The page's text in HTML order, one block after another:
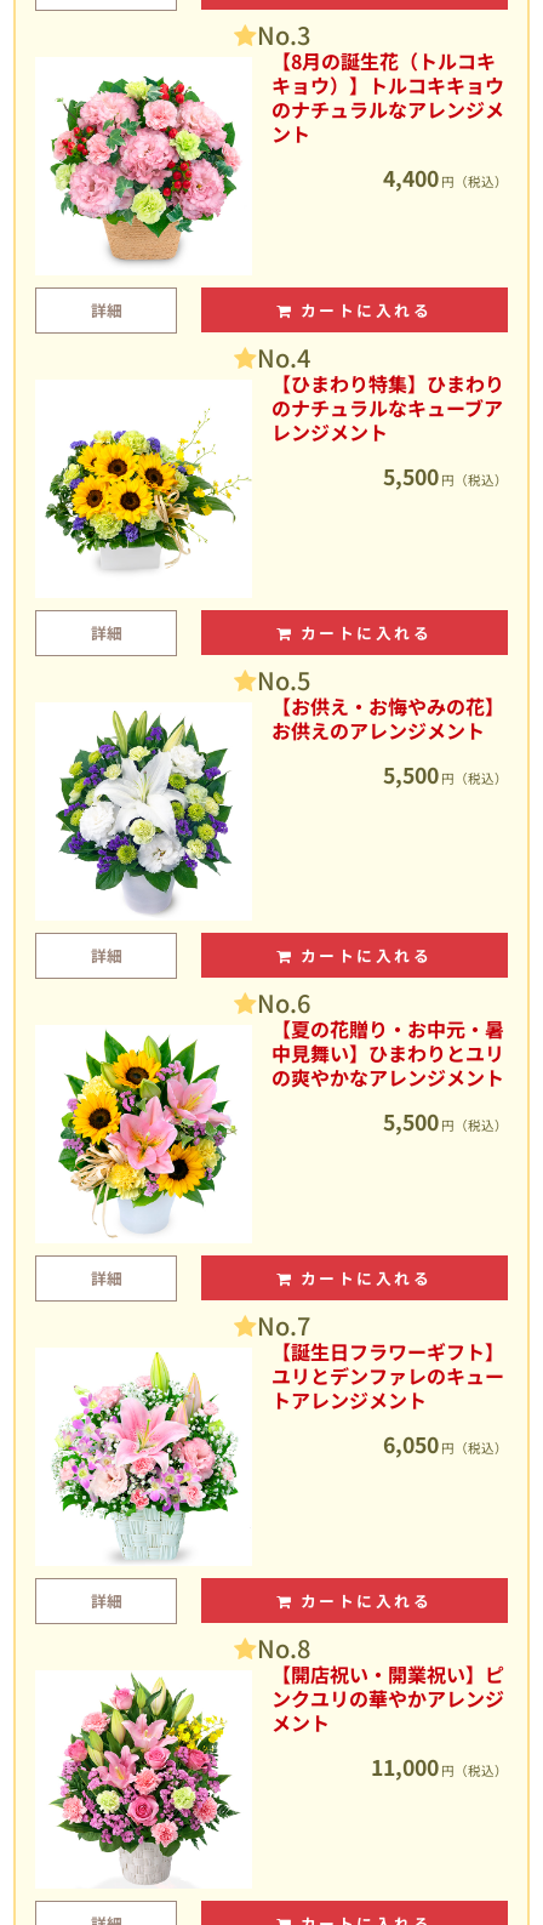
No.3
【8月の誕生花（トルコキ
キョウ）】トルコキキョウ
のナチュラルなアレンジメ
ント
4,400 円（税込）
詳細 カートに入れる
No.4
【ひまわり特集】ひまわり
のナチュラルなキューブア
レンジメント
5,500 円（税込）
詳細 カートに入れる
No.5
【お供え・お悔やみの花】
お供えのアレンジメント
5,500 円（税込）
詳細 カートに入れる
No.6
【夏の花贈り・お中元・暑
中見舞い】ひまわりとユリ
の爽やかなアレンジメント
5,500 円（税込）
詳細 カートに入れる
No.7
【誕生日フラワーギフト】
ユリとデンファレのキュー
トアレンジメント
6,050 円（税込）
詳細 カートに入れる
No.8
【開店祝い・開業祝い】ピ
ンクユリの華やかアレンジ
メント
11,000 円（税込）